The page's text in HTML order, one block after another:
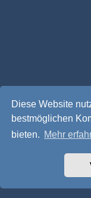
Diese Website
bestmöglichen
bieten. Mehr